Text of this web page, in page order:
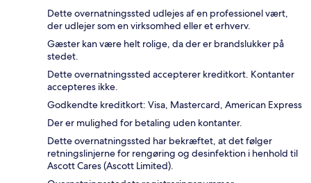
Dette overnatningssted udlejes af en professionel vært,
der udlejer som en virksomhed eller et erhverv.
Gæster kan være helt rolige, da der er brandslukker på
stedet.
Dette overnatningssted accepterer kreditkort. Kontanter
accepteres ikke.
Godkendte kreditkort: Visa, Mastercard, American Express
Der er mulighed for betaling uden kontanter.
Dette overnatningssted har bekræftet, at det følger
retningslinjerne for rengøring og desinfektion i henhold til
Ascott Cares (Ascott Limited).